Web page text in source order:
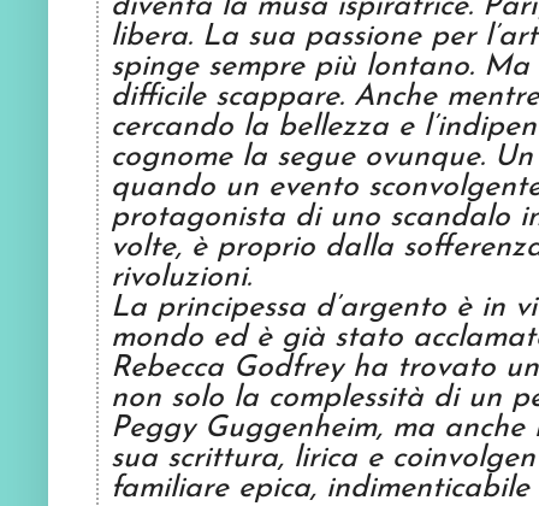
diventa la musa ispiratrice.
libera. La sua passione per
spinge sempre più lontano.
difficile scappare. Anche
cercando la bellezza e
cognome la segue ovunque.
quando un evento
protagonista di uno scandalo
volte, è proprio dalla
rivoluzioni.
La principessa d’argento è in
mondo ed è già stato
Rebecca Godfrey ha trovato
non solo la complessità di un
Peggy Guggenheim, ma
sua scrittura, lirica e
familiare epica,